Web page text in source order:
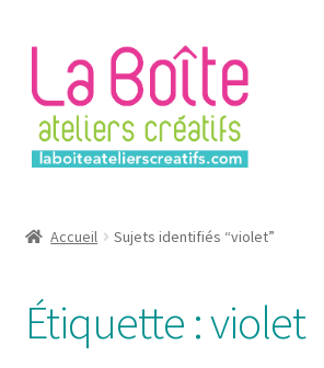
la
navigation
contenu
Login
Accueil Sujets identifiés “violet”
Étiquette :violet